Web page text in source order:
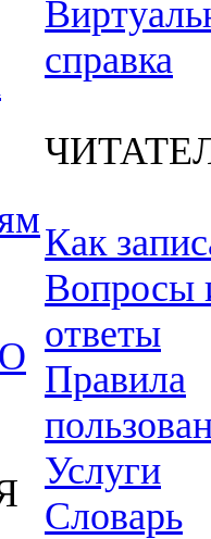
справка
Как
Вопросы
ответы
Правила
Услуги
Словарь